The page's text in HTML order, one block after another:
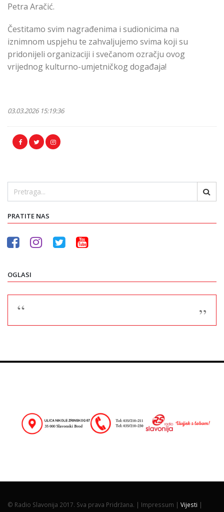
Petra Aračić.
Čestitamo svim nagrađenima i sudionicima na
iznimnom uspjehu te zahvaljujemo svima koji su
pridonijeli organizaciji i svečanom ozračju ovog
vrijednog kulturno-umjetničkog događaja!
03.03.2026 15:19:36
PRATITE NAS
OGLASI
© Radio Slavonija 2017. Sva prava Pridržana. | Impressum | Vijesti |